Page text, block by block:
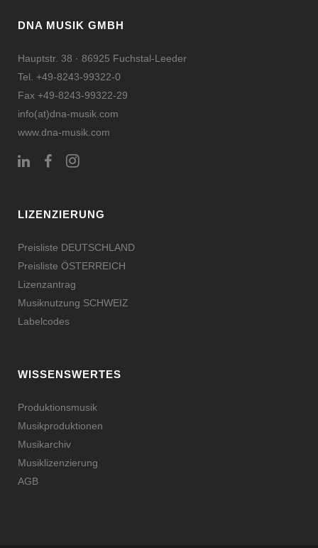
DNA MUSIK GMBH
Hauptstr. 38 · 86925 Fuchstal-Leeder
Tel. +49-8243-99322-0
Fax +49-8243-99322-29
info(at)dna-musik.com
www.dna-musik.com
LIZENZIERUNG
Preisliste DEUTSCHLAND
Preisliste ÖSTERREICH
Lizenzantrag
Musiknutzung SCHWEIZ
Labelcodes
WISSENSWERTES
Produktionsmusik
Musikproduktionen
Musikarchiv
Musiklizenzierung
AGB